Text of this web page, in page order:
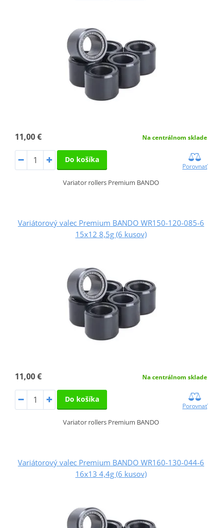
11,00 € Na centrálnom sklade
Do košíka
Porovnať
Variator rollers Premium BANDO
Variátorový valec Premium BANDO WR150-120-085-6
15x12 8,5g (6 kusov)
11,00 € Na centrálnom sklade
Do košíka
Porovnať
Variator rollers Premium BANDO
Variátorový valec Premium BANDO WR160-130-044-6
16x13 4,4g (6 kusov)